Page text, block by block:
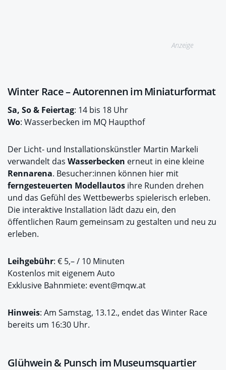
Anzeige
Winter Race – Autorennen im Miniaturformat
Sa, So & Feiertag: 14 bis 18 Uhr
Wo: Wasserbecken im MQ Haupthof
Der Licht- und Installationskünstler Martin Markeli
verwandelt das Wasserbecken erneut in eine kleine
Rennarena. Besucher:innen können hier mit
ferngesteuerten Modellautos ihre Runden drehen
und das Gefühl des Wettbewerbs spielerisch erleben.
Die interaktive Installation lädt dazu ein, den
öffentlichen Raum gemeinsam zu gestalten und neu zu
erleben.
Leihgebühr: € 5,– / 10 Minuten
Kostenlos mit eigenem Auto
Exklusive Bahnmiete: event@mqw.at
Hinweis: Am Samstag, 13.12., endet das Winter Race
bereits um 16:30 Uhr.
Glühwein & Punsch im Museumsquartier